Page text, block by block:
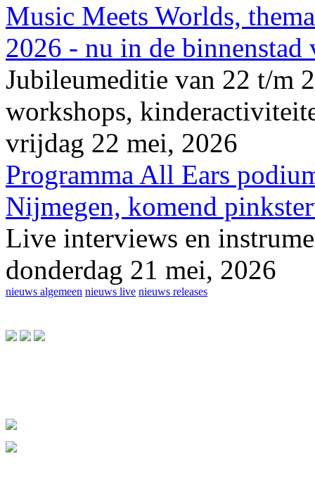
Music Meets Worlds,
2026 - nu in de binnenstad
Jubileumeditie van 22 t/m
workshops,
vrijdag 22 mei, 2026
Programma All Ears
Nijmegen, komend
Live interviews en
donderdag 21 mei, 2026
nieuws algemeen nieuws live nieuws releases